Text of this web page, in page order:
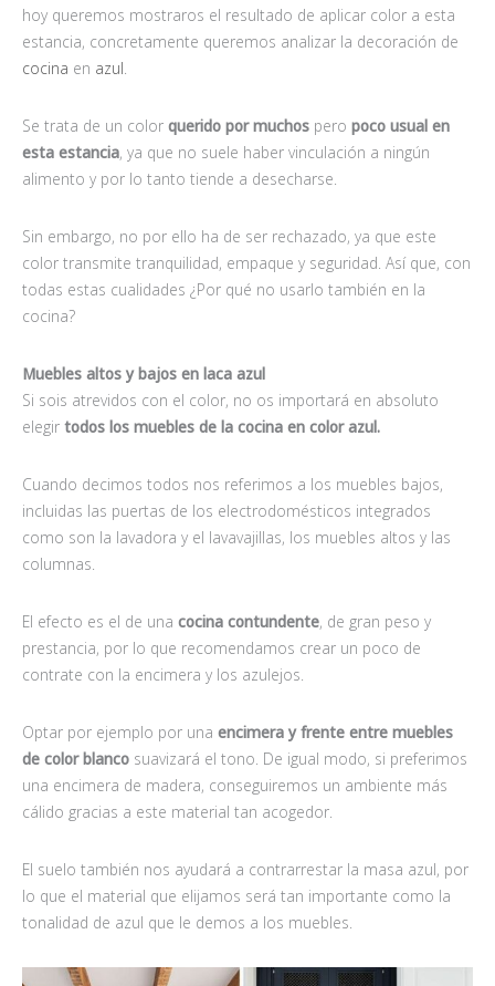
hoy queremos mostraros el resultado de aplicar color a esta
estancia, concretamente queremos analizar la decoración de
cocina en azul
Se trata de un color querido por muchos pero poco usual en
esta estancia, ya que no suele haber vinculación a ningún
alimento y por lo tanto tiende a desecharse.
Sin embargo, no por ello ha de ser rechazado, ya que este
color transmite tranquilidad, empaque y seguridad. Así que, con
todas estas cualidades ¿Por qué no usarlo también en la
cocina?
Muebles altos y bajos en laca azul
Si sois atrevidos con el color, no os importará en absoluto
elegir todos los muebles de la cocina en color azul.
Cuando decimos todos nos referimos a los muebles bajos,
incluidas las puertas de los electrodomésticos integrados
como son la lavadora y el lavavajillas, los muebles altos y las
columnas.
El efecto es el de una cocina contundente, de gran peso y
prestancia, por lo que recomendamos crear un poco de
contrate con la encimera y los azulejos.
Optar por ejemplo por una encimera y frente entre muebles
de color blanco suavizará el tono. De igual modo, si preferimos
una encimera de madera, conseguiremos un ambiente más
cálido gracias a este material tan acogedor.
El suelo también nos ayudará a contrarrestar la masa azul, por
lo que el material que elijamos será tan importante como la
tonalidad de azul que le demos a los muebles.